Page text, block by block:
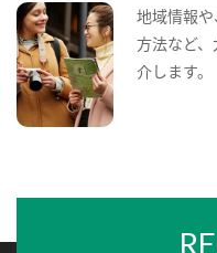
地域情報
方法など
介します。